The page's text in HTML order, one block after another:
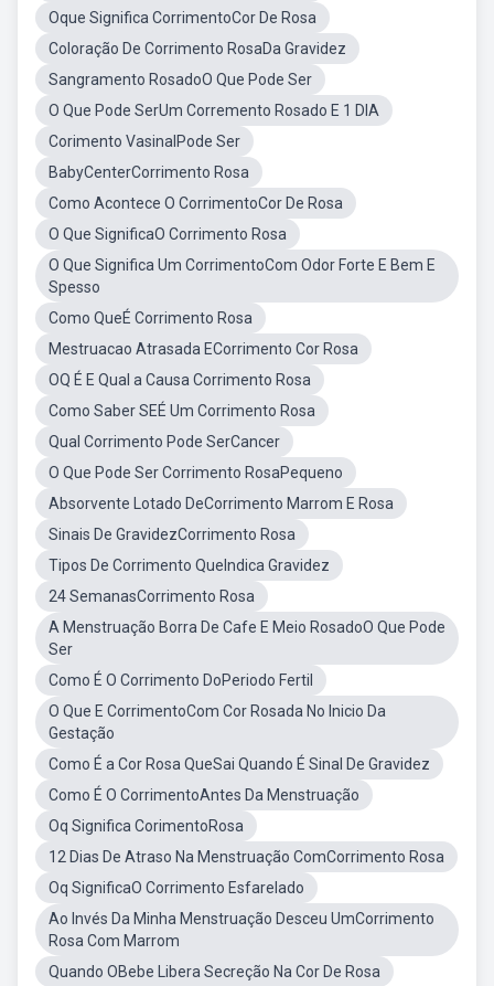
Oque Significa CorrimentoCor De Rosa
Coloração De Corrimento RosaDa Gravidez
Sangramento RosadoO Que Pode Ser
O Que Pode SerUm Corremento Rosado E 1 DIA
Corimento VasinalPode Ser
BabyCenterCorrimento Rosa
Como Acontece O CorrimentoCor De Rosa
O Que SignificaO Corrimento Rosa
O Que Significa Um CorrimentoCom Odor Forte E Bem E
Spesso
Como QueÉ Corrimento Rosa
Mestruacao Atrasada ECorrimento Cor Rosa
OQ É E Qual a Causa Corrimento Rosa
Como Saber SEÉ Um Corrimento Rosa
Qual Corrimento Pode SerCancer
O Que Pode Ser Corrimento RosaPequeno
Absorvente Lotado DeCorrimento Marrom E Rosa
Sinais De GravidezCorrimento Rosa
Tipos De Corrimento QueIndica Gravidez
24 SemanasCorrimento Rosa
A Menstruação Borra De Cafe E Meio RosadoO Que Pode
Ser
Como É O Corrimento DoPeriodo Fertil
O Que E CorrimentoCom Cor Rosada No Inicio Da
Gestação
Como É a Cor Rosa QueSai Quando É Sinal De Gravidez
Como É O CorrimentoAntes Da Menstruação
Oq Significa CorimentoRosa
12 Dias De Atraso Na Menstruação ComCorrimento Rosa
Oq SignificaO Corrimento Esfarelado
Ao Invés Da Minha Menstruação Desceu UmCorrimento
Rosa Com Marrom
Quando OBebe Libera Secreção Na Cor De Rosa